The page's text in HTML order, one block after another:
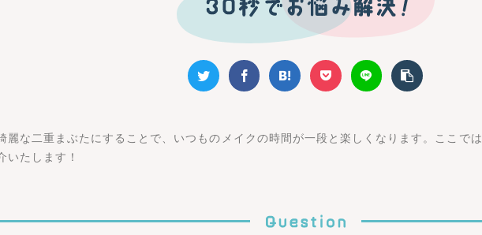
麗な二重まぶたにすることで、いつものメイクの時間が一段と楽しくなります。ここで
いたします！